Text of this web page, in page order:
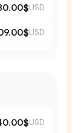
USD
USD
USD